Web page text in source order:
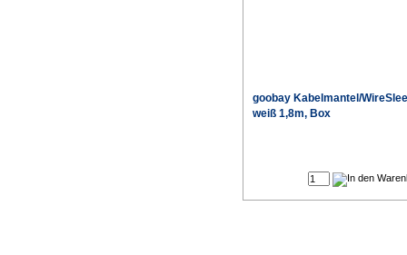
goobay Kabelmantel/
weiß 1,8m, Box